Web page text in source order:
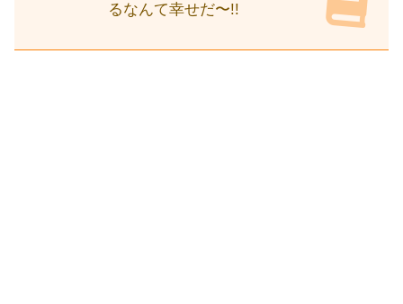
るなんて幸せだ〜!!